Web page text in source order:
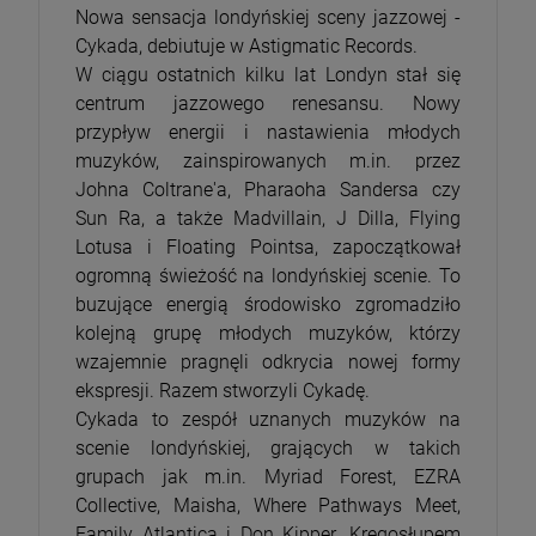
Nowa sensacja londyńskiej sceny jazzowej -
Cykada, debiutuje w Astigmatic Records.
W ciągu ostatnich kilku lat Londyn stał się
centrum jazzowego renesansu. Nowy
przypływ energii i nastawienia młodych
muzyków, zainspirowanych m.in. przez
Johna Coltrane'a, Pharaoha Sandersa czy
Sun Ra, a także Madvillain, J Dilla, Flying
Lotusa i Floating Pointsa, zapoczątkował
ogromną świeżość na londyńskiej scenie. To
buzujące energią środowisko zgromadziło
kolejną grupę młodych muzyków, którzy
wzajemnie pragnęli odkrycia nowej formy
ekspresji. Razem stworzyli Cykadę.
Cykada to zespół uznanych muzyków na
scenie londyńskiej, grających w takich
grupach jak m.in. Myriad Forest, EZRA
Collective, Maisha, Where Pathways Meet,